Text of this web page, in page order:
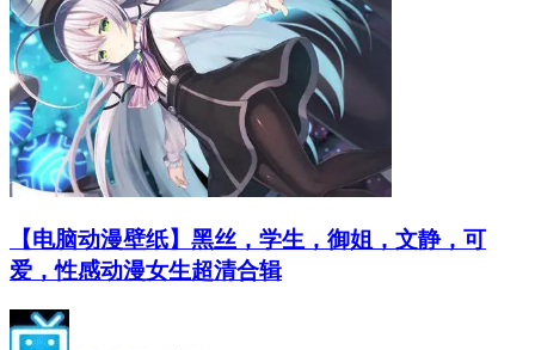
【电脑动漫壁纸】黑丝，学生，御姐，文静，可
爱，性感动漫女生超清合辑